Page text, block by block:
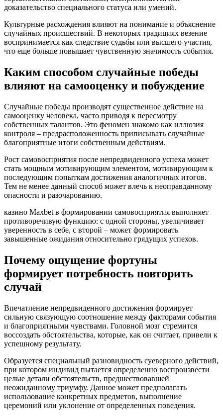
доказательство специального статуса или умений.
Культурные расхождения влияют на понимание и объяснение
случайных происшествий. В некоторых традициях везение
воспринимается как следствие судьбы или высшего участия,
что еще больше повышает чувственную значимость события.
Каким способом случайные победы
влияют на самооценку и побуждение
Случайные победы производят существенное действие на
самооценку человека, часто приводя к пересмотру
собственных талантов. Это феномен знакомо как иллюзия
контроля – предрасположенность приписывать случайные
благоприятные итоги собственным действиям.
Рост самовосприятия после непредвиденного успеха может
стать мощным мотивирующим элементом, мотивирующим к
последующим попыткам достижения аналогичных итогов.
Тем не менее данный способ может влечь к неоправданному
опасности и разочарованию.
казино Maxbet в формировании самовосприятия выполняет
противоречивую функцию: с одной стороны, увеличивает
уверенность в себе, с второй – может формировать
завышенные ожидания относительно грядущих успехов.
Почему ощущение фортуны
формирует потребность повторить
случай
Впечатление непредвиденного достижения формирует
сильную связующую соотношение между факторами события
и благоприятными чувствами. Головной мозг стремится
воссоздать обстоятельства, которые, как он считает, привели к
успешному результату.
Образуется специальный разновидность суеверного действий,
при котором индивид пытается определенно воспроизвести
целые детали обстоятельств, предшествовавшей
неожиданному триумфу. Данное может предполагать
использование конкретных предметов, выполнение
церемоний или уклонение от определенных поведения.